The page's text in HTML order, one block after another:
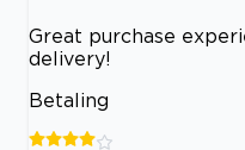
Great purchase
delivery!
Betaling